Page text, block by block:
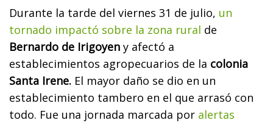
Durante la tarde del viernes 31 de julio, un
tornado impactó sobre la zona rural de
Bernardo de Irigoyen y afectó a
establecimientos agropecuarios de la colonia
Santa Irene. El mayor daño se dio en un
establecimiento tambero en el que arrasó con
todo. Fue una jornada marcada por alertas